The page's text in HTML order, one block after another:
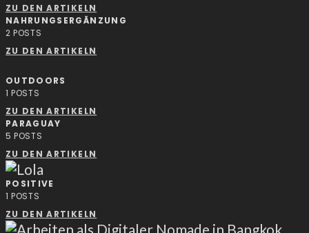
ZU DEN ARTIKELN
NAHRUNGSERGÄNZUNG
2 POSTS
ZU DEN ARTIKELN
OUTDOORS
1 POSTS
ZU DEN ARTIKELN
PARAGUAY
5 POSTS
ZU DEN ARTIKELN
POSITIVE
1 POSTS
ZU DEN ARTIKELN